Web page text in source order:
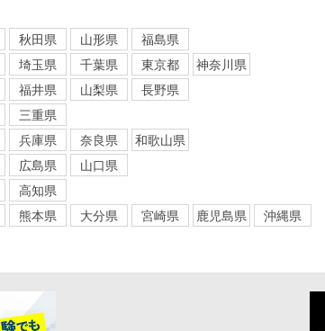
秋田県 山形県
福島県
埼玉県 千葉県 東京都
神奈川県
福井県 山梨県
長野県
三重県
兵庫県 奈良県
和歌山県
広島県
山口県
高知県
熊本県 大分県 宮崎県 鹿児島県 沖縄県